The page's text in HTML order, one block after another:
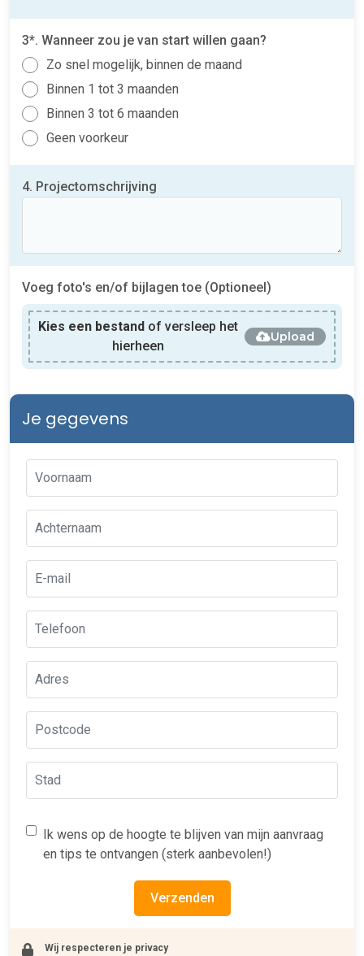
3*. Wanneer zou je van start willen gaan?
Zo snel mogelijk, binnen de maand
Binnen 1 tot 3 maanden
Binnen 3 tot 6 maanden
Geen voorkeur
4. Projectomschrijving
Voeg foto's en/of bijlagen toe (Optioneel)
Kies een bestand of versleep het
hierheen
Upload
Je gegevens
Ik wens op de hoogte te blijven van mijn aanvraag
en tips te ontvangen (sterk aanbevolen!)
Verzenden
Wij respecteren je privacy